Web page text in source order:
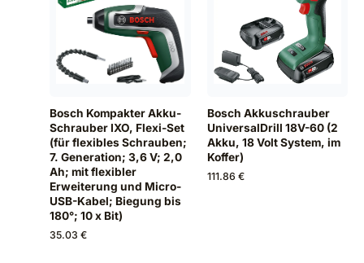
Bosch Kompakter Akku-
Schrauber IXO, Flexi-Set
(für flexibles Schrauben;
7. Generation; 3,6 V; 2,0
Ah; mit flexibler
Erweiterung und Micro-
USB-Kabel; Biegung bis
180°; 10 x Bit)
35.03 €
Bosch Akkuschrauber
UniversalDrill 18V-60 (2
Akku, 18 Volt System, im
Koffer)
111.86 €